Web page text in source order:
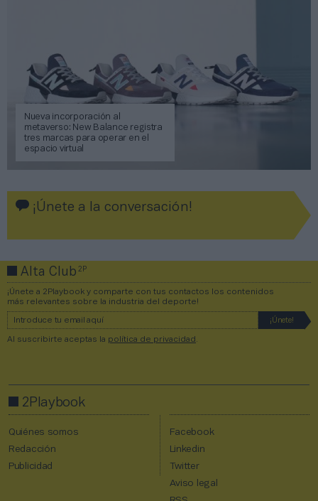
Nueva incorporación al
metaverso: New Balance registra
tres marcas para operar en el
espacio virtual
¡Únete a la conversación!
Alta Club2P
¡Únete a 2Playbook y comparte con tus contactos los contenidos
más relevantes sobre la industria del deporte!
Al suscribirte aceptas la política de privacidad
2Playbook
Quiénes somos
Redacción
Publicidad
Facebook
Linkedin
Twitter
Aviso legal